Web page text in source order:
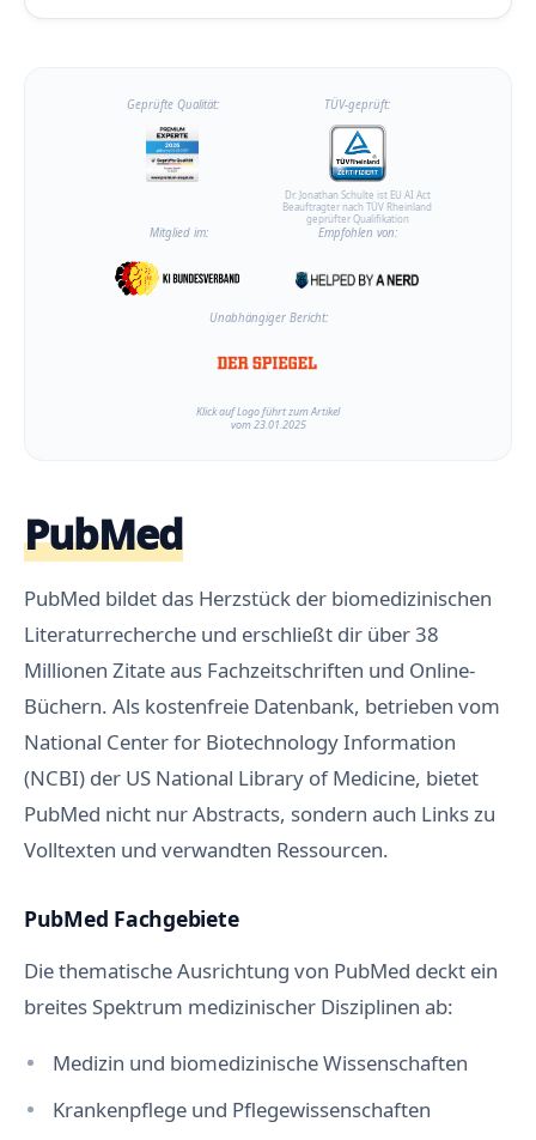
Geprüfte Qualität: TÜV-geprüft:
Dr. Jonathan Schulte ist EU AI Act
Beauftragter nach TÜV Rheinland
geprüfter Qualifikation
Mitglied im: Empfohlen von:
Unabhängiger Bericht:
Klick auf Logo führt zum Artikel
vom 23.01.2025
PubMed
PubMed bildet das Herzstück der biomedizinischen
Literaturrecherche und erschließt dir über 38
Millionen Zitate aus Fachzeitschriften und Online-
Büchern. Als kostenfreie Datenbank, betrieben vom
National Center for Biotechnology Information
(NCBI) der US National Library of Medicine, bietet
PubMed nicht nur Abstracts, sondern auch Links zu
Volltexten und verwandten Ressourcen.
PubMed Fachgebiete
Die thematische Ausrichtung von PubMed deckt ein
breites Spektrum medizinischer Disziplinen ab:
Medizin und biomedizinische Wissenschaften
Krankenpflege und Pflegewissenschaften